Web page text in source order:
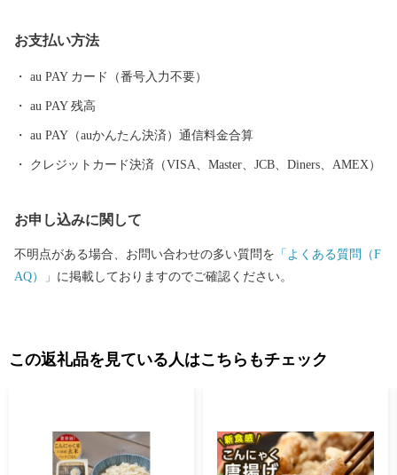
でしか聞くことができません。 また、夏の風物詩として毎年9月
市民で賑わいます。 ＜歴史遺産のまち＞ 八尾市はゆたかな歴史や
文化財を有するまちです。市東部にある高安山山ろくは、地元で
「やまんねき」と呼ばれ、古くから人々が暮らす里山であり、歴
る「高安千塚（たかやすせんづか）古墳群」」は全国的にも知ら
すます活力にあふれています。 八尾の特産 ＜八尾えだまめ＞ 八
＜八尾若ごぼう＞ 全国でもトップクラスの出荷量で、食物繊維や
鉄分、カルシウム、ルチンを多く含み、健康食材としても注目を
お支払い方法
au PAY カード（番号入力不要）
au PAY 残高
au PAY（auかんたん決済）通信料金合算
クレジットカード決済（VISA、Master、JCB、Diners、AMEX）
お申し込みに関して
不明点がある場合、お問い合わせの多い質問を 「よくある質問（F
AQ）」 に掲載しておりますのでご確認ください。
この返礼品を見ている人はこちらもチェック